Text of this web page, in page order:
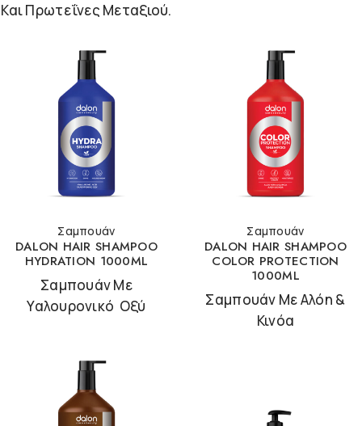
Και Πρωτεΐνες Μεταξιού.
Σαμπουάν
DALON HAIR SHAMPOO
HYDRATION 1000ML
Σαμπουάν Με
Υαλουρονικό Οξύ
Σαμπουάν
DALON HAIR SHAMPOO
COLOR PROTECTION
1000ML
Σαμπουάν Με Αλόη &
Κινόα